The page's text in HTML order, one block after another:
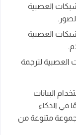
العصبية
العصبية
العصبية لترجمة
البيانات
في الذكاء
متنوعة من